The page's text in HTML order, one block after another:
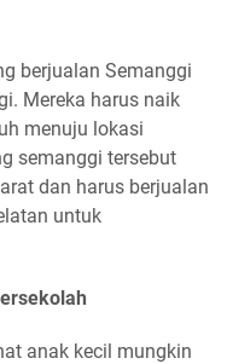
berjualan Semanggi
Mereka harus naik
menuju lokasi
semanggi tersebut
dan harus berjualan
untuk
anak kecil mungkin